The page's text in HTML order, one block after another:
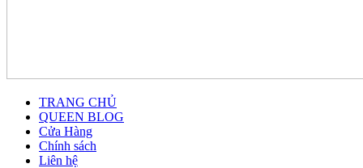
TRANG CHỦ
QUEEN BLOG
Cửa Hàng
Chính sách
Liên hệ